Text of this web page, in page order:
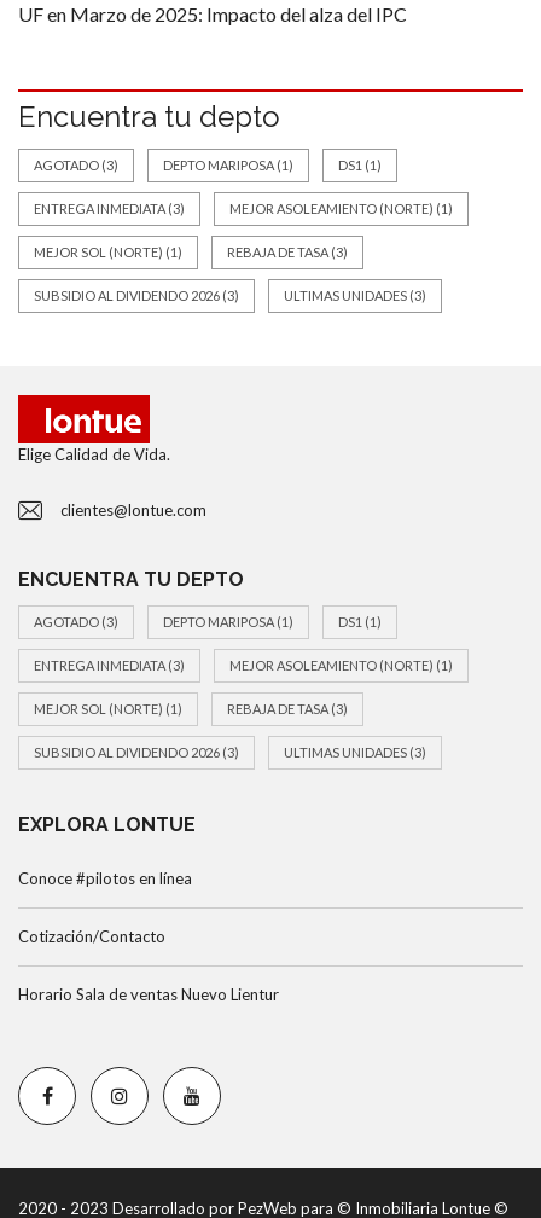
UF en Marzo de 2025: Impacto del alza del IPC
Encuentra tu depto
AGOTADO (3) DEPTO MARIPOSA (1) DS1 (1)
ENTREGA INMEDIATA (3) MEJOR ASOLEAMIENTO (NORTE) (1)
MEJOR SOL (NORTE) (1) REBAJA DE TASA (3)
SUBSIDIO AL DIVIDENDO 2026 (3) ULTIMAS UNIDADES (3)
Elige Calidad de Vida.
clientes@lontue.com
ENCUENTRA TU DEPTO
AGOTADO (3) DEPTO MARIPOSA (1) DS1 (1)
ENTREGA INMEDIATA (3) MEJOR ASOLEAMIENTO (NORTE) (1)
MEJOR SOL (NORTE) (1) REBAJA DE TASA (3)
SUBSIDIO AL DIVIDENDO 2026 (3) ULTIMAS UNIDADES (3)
EXPLORA LONTUE
Conoce #pilotos en línea
Cotización/Contacto
Horario Sala de ventas Nuevo Lientur
2020 - 2023 Desarrollado por PezWeb para © Inmobiliaria Lontue ©